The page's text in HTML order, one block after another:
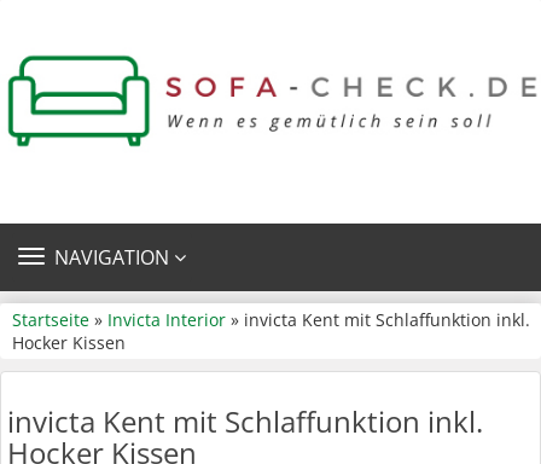
TOGGLE
NAVIGATION
Startseite » Invicta Interior » invicta Kent mit Schlaffunktion inkl.
Hocker Kissen
invicta Kent mit Schlaffunktion inkl.
Hocker Kissen